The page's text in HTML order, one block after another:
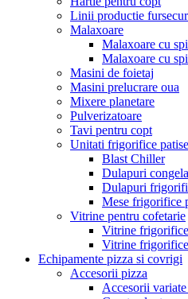
Linii productie
Malaxoare
Malaxoare cu
Malaxoare cu
Masini de foietaj
Masini prelucrare oua
Mixere planetare
Pulverizatoare
Tavi pentru copt
Unitati frigorifice
Blast Chiller
Dulapuri
Dulapuri
Mese frigorifice
Vitrine pentru cofetarie
Vitrine
Vitrine
Echipamente pizza si covrigi
Accesorii pizza
Accesorii